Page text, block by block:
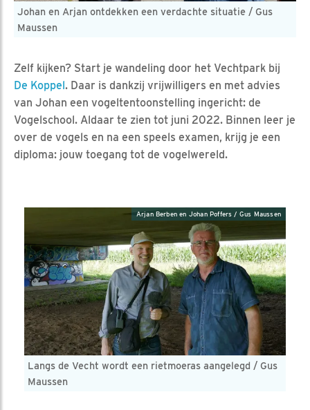
Johan en Arjan ontdekken een verdachte situatie / Gus
Maussen
Zelf kijken? Start je wandeling door het Vechtpark bij
De Koppel. Daar is dankzij vrijwilligers en met advies
van Johan een vogeltentoonstelling ingericht: de
Vogelschool. Aldaar te zien tot juni 2022. Binnen leer je
over de vogels en na een speels examen, krijg je een
diploma: jouw toegang tot de vogelwereld.
Langs de Vecht wordt een rietmoeras aangelegd / Gus
Maussen
Arjan Berben en Johan Poffers / Gus Maussen